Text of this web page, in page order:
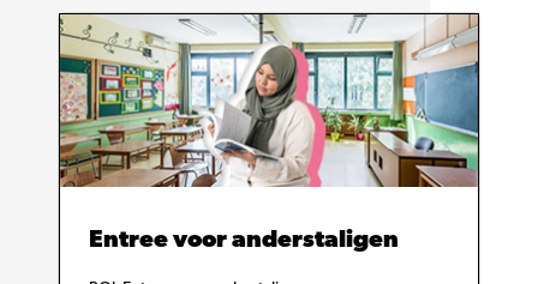
Entree voor anderstaligen